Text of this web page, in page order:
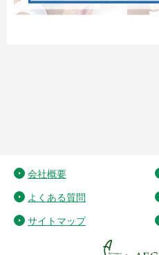
会社概要
よくある質問
サイトマップ